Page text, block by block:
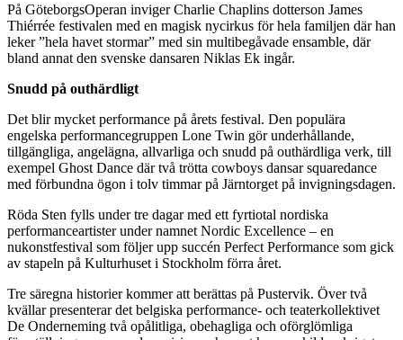
På GöteborgsOperan inviger Charlie Chaplins dotterson James
Thiérrée festivalen med en magisk nycirkus för hela familjen där han
leker ”hela havet stormar” med sin multibegåvade ensamble, där
bland annat den svenske dansaren Niklas Ek ingår.
Snudd på outhärdligt
Det blir mycket performance på årets festival. Den populära
engelska performancegruppen Lone Twin gör underhållande,
tillgängliga, angelägna, allvarliga och snudd på outhärdliga verk, till
exempel Ghost Dance där två trötta cowboys dansar squaredance
med förbundna ögon i tolv timmar på Järntorget på invigningsdagen.
Röda Sten fylls under tre dagar med ett fyrtiotal nordiska
performanceartister under namnet Nordic Excellence – en
nukonstfestival som följer upp succén Perfect Performance som gick
av stapeln på Kulturhuset i Stockholm förra året.
Tre säregna historier kommer att berättas på Pustervik. Över två
kvällar presenterar det belgiska performance- och teaterkollektivet
De Onderneming två opålitliga, obehagliga och oförglömliga